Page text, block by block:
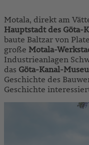
Motala, direkt am
Hauptstadt des Göta-
baute Baltzar von
große Motala-
Industrieanlagen
das Göta-Kanal-
Geschichte des
Geschichte